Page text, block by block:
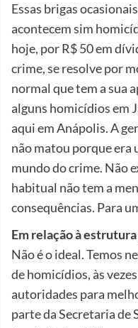
Essas brigas
acontecem sim
hoje, por R$ 50 em
crime, se resolve por
normal que tem a sua
alguns homicídios em
aqui em Anápolis. A
não matou porque era
mundo do crime. Não
habitual não tem a
consequências. Para
Em relação à
Não é o ideal. Temos
de homicídios, às
autoridades para
parte da Secretaria de